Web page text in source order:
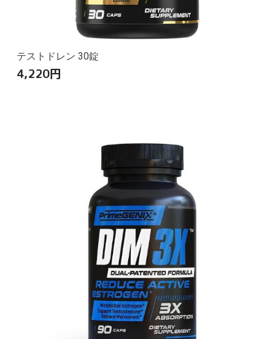
テストドレン 30錠
4,220円